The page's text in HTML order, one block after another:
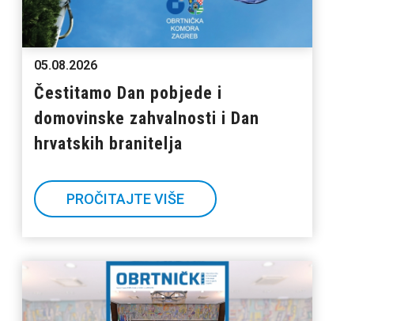
05.08.2026
Čestitamo Dan pobjede i
domovinske zahvalnosti i Dan
hrvatskih branitelja
PROČITAJTE VIŠE